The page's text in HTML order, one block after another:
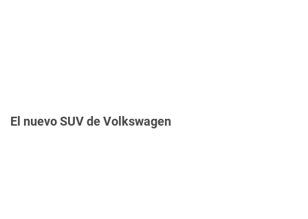
El nuevo SUV de Volkswagen